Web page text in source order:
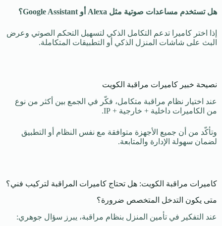
هل تستخدم مساعدات صوتية مثل Alexa أو Google Assistant؟
إذا اختر كاميرا تدعم التكامل الذكي لتسهيل التحكم الصوتي وعرض
البث على شاشات المنزل الذكي أو التطبيقات المتكاملة.
نصيحة خبير كاميرات مراقبة الكويت
عند اختيار نظام مراقبة متكامل، فكّر في الجمع بين أكثر من نوع
من الكاميرات داخلية + خارجية + IP.
وتأكّد من أن جميع الأجهزة متوافقة مع نفس النظام أو التطبيق
لضمان سهولة الإدارة والمتابعة.
كاميرات مراقبة الكويت: هل تحتاج كاميرات المراقبة لتركيب فني؟
متى يكون التدخل المتخصص ضرورة؟
عند التفكير في تأمين المنزل بنظام مراقبة، يبرز سؤال جوهري: